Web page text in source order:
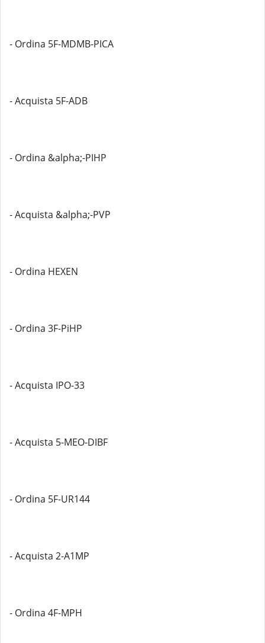
- Ordina 5F-MDMB-PICA
- Acquista 5F-ADB
- Ordina &alpha;-PIHP
- Acquista &alpha;-PVP
- Ordina HEXEN
- Ordina 3F-PiHP
- Acquista IPO-33
- Acquista 5-MEO-DIBF
- Ordina 5F-UR144
- Acquista 2-A1MP
- Ordina 4F-MPH